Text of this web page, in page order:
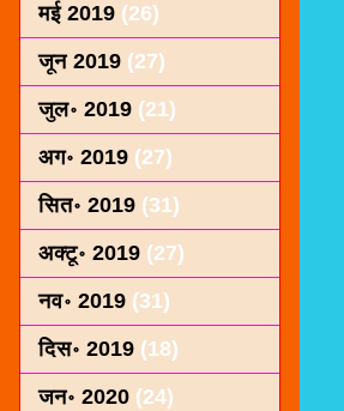
मई 2019 (26)
जून 2019 (27)
जुल॰ 2019 (21)
अग॰ 2019 (27)
सित॰ 2019 (31)
अक्टू॰ 2019 (27)
नव॰ 2019 (31)
दिस॰ 2019 (18)
जन॰ 2020 (24)